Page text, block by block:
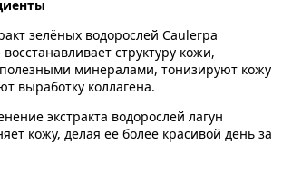
зелёных водорослей Caulerpa
структуру кожи,
минералами, тонизируют кожу
выработку коллагена.
экстракта водорослей лагун
кожу, делая ее более красивой день за